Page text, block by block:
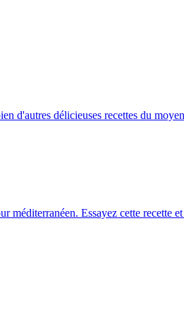
d'autres délicieuses recettes du
Essayez cette recette